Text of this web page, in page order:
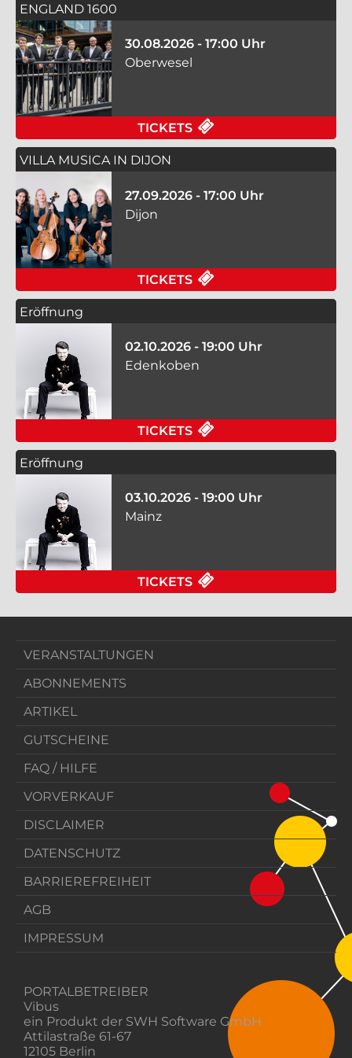
ENGLAND 1600
30.08.2026 - 17:00 Uhr
Oberwesel
TICKETS
VILLA MUSICA IN DIJON
27.09.2026 - 17:00 Uhr
Dijon
TICKETS
Eröffnung
02.10.2026 - 19:00 Uhr
Edenkoben
TICKETS
Eröffnung
03.10.2026 - 19:00 Uhr
Mainz
TICKETS
VERANSTALTUNGEN
ABONNEMENTS
ARTIKEL
GUTSCHEINE
FAQ / HILFE
VORVERKAUF
DISCLAIMER
DATENSCHUTZ
BARRIEREFREIHEIT
AGB
IMPRESSUM
PORTALBETREIBER
Vibus
ein Produkt der SWH Software GmbH
Attilastraße 61-67
12105 Berlin